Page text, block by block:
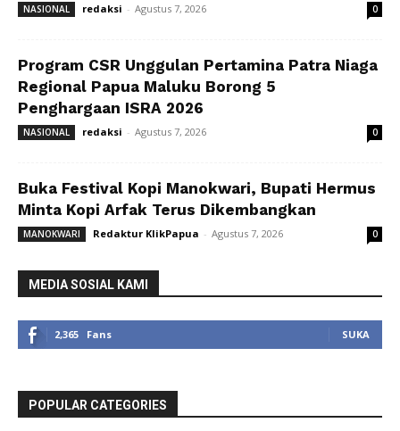
NASIONAL redaksi - Agustus 7, 2026 0
Program CSR Unggulan Pertamina Patra Niaga
Regional Papua Maluku Borong 5
Penghargaan ISRA 2026
NASIONAL redaksi - Agustus 7, 2026 0
Buka Festival Kopi Manokwari, Bupati Hermus
Minta Kopi Arfak Terus Dikembangkan
MANOKWARI Redaktur KlikPapua - Agustus 7, 2026 0
MEDIA SOSIAL KAMI
2,365 Fans SUKA
POPULAR CATEGORIES